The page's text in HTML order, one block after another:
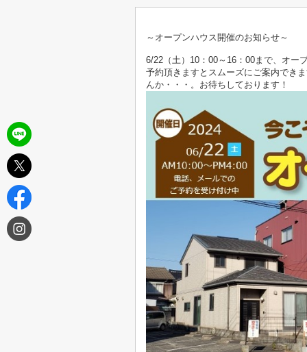
～オープンハウス開催のお知らせ～
6/22（土）10：00～16：00まで、オー
予約頂きますとスムーズにご案内でき
んか・・・。お待ちしております！